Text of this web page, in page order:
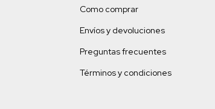
Como comprar
Envíos y devoluciones
Preguntas frecuentes
Términos y condiciones